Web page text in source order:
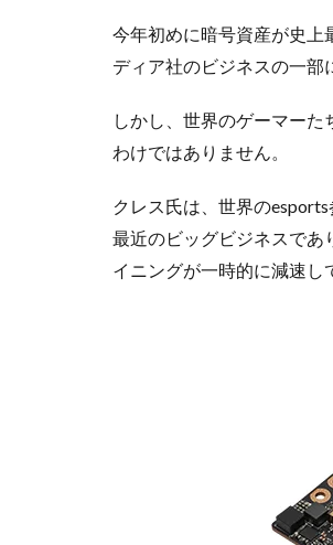
今年初めに暗号資産が史上
ディア社のビジネスの一部
しかし、世界のゲーマー
わけではありません。
クレス氏は、世界の
最近のビッグビジネスであ
イニングが一時的に減速し